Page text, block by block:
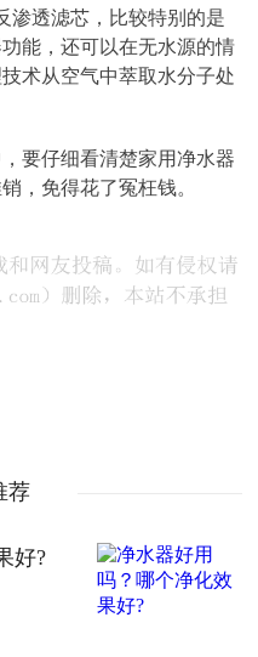
渗透滤芯，比较特别的是
能，还可以在无水源的情
术从空气中萃取水分子处
要仔细看清楚家用净水器
，免得花了冤枉钱。
荐
好?